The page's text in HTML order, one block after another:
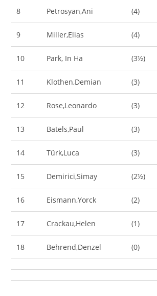
8 Petrosyan,Ani (4)
9 Miller,Elias (4)
10 Park, In Ha (3½)
11 Klothen,Demian (3)
12 Rose,Leonardo (3)
13 Batels,Paul (3)
14 Türk,Luca (3)
15 Demirici,Simay (2½)
16 Eismann,Yorck (2)
17 Crackau,Helen (1)
18 Behrend,Denzel (0)